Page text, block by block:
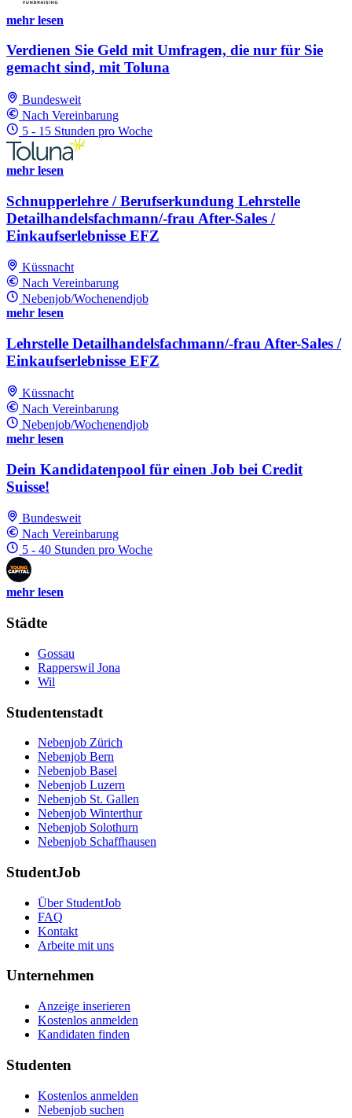
mehr lesen
Verdienen Sie Geld mit Umfragen, die nur für Sie
gemacht sind, mit Toluna
Bundesweit
Nach Vereinbarung
5 - 15 Stunden pro Woche
mehr lesen
Schnupperlehre / Berufserkundung Lehrstelle
Detailhandelsfachmann/-frau After-Sales /
Einkaufserlebnisse EFZ
Küssnacht
Nach Vereinbarung
Nebenjob/Wochenendjob
mehr lesen
Lehrstelle Detailhandelsfachmann/-frau After-Sales /
Einkaufserlebnisse EFZ
Küssnacht
Nach Vereinbarung
Nebenjob/Wochenendjob
mehr lesen
Dein Kandidatenpool für einen Job bei Credit
Suisse!
Bundesweit
Nach Vereinbarung
5 - 40 Stunden pro Woche
mehr lesen
Städte
Gossau
Rapperswil Jona
Wil
Studentenstadt
Nebenjob Zürich
Nebenjob Bern
Nebenjob Basel
Nebenjob Luzern
Nebenjob St. Gallen
Nebenjob Winterthur
Nebenjob Solothurn
Nebenjob Schaffhausen
StudentJob
Über StudentJob
FAQ
Kontakt
Arbeite mit uns
Unternehmen
Anzeige inserieren
Kostenlos anmelden
Kandidaten finden
Studenten
Kostenlos anmelden
Nebenjob suchen